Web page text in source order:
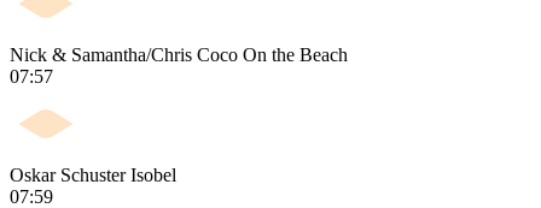
Nick & Samantha/Chris Coco On the Beach
07:57
Oskar SchusterIsobel
07:59